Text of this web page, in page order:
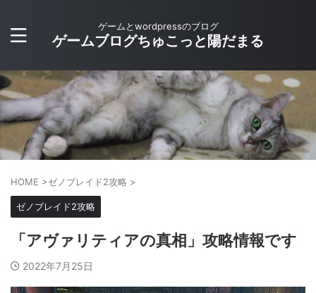
ゲームとwordpressのブログ
ゲームブログちゅこっと陽だまる
HOME >ゼノブレイド2攻略 >
ゼノブレイド2攻略
「アヴァリティアの真相」攻略情報です
2022年7月25日